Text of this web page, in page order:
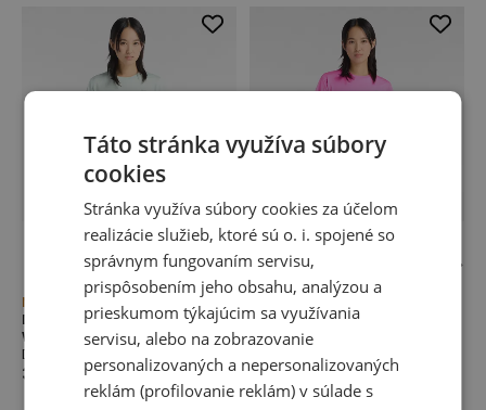
Novinka
Dámske tričko New Balance
WT41222COJ – mätové
Dámske bežecké tričká
35,00 €
Dámske tričko New Balance
WT41222AAB – ružové
Dámske bežecké tričká
35,00 €
Táto stránka využíva súbory
cookies
Stránka využíva súbory cookies za účelom
realizácie služieb, ktoré sú o. i. spojené so
správnym fungovaním servisu,
prispôsobením jeho obsahu, analýzou a
prieskumom týkajúcim sa využívania
servisu, alebo na zobrazovanie
personalizovaných a nepersonalizovaných
reklám (profilovanie reklám) v súlade s